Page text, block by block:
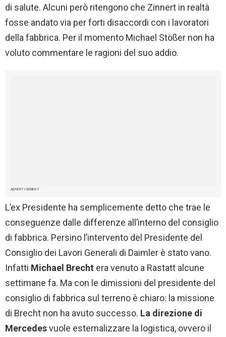
di salute. Alcuni però ritengono che Zinnert in realtà
fosse andato via per forti disaccordi con i lavoratori
della fabbrica. Per il momento Michael Stößer non ha
voluto commentare le ragioni del suo addio.
ADVERTISEMENT
L’ex Presidente ha semplicemente detto che trae le
conseguenze dalle differenze all’interno del consiglio
di fabbrica. Persino l’intervento del Presidente del
Consiglio dei Lavori Generali di Daimler è stato vano.
Infatti Michael Brecht era venuto a Rastatt alcune
settimane fa. Ma con le dimissioni del presidente del
consiglio di fabbrica sul terreno è chiaro: la missione
di Brecht non ha avuto successo. La direzione di
Mercedesvuole esternalizzare la logistica, ovvero il